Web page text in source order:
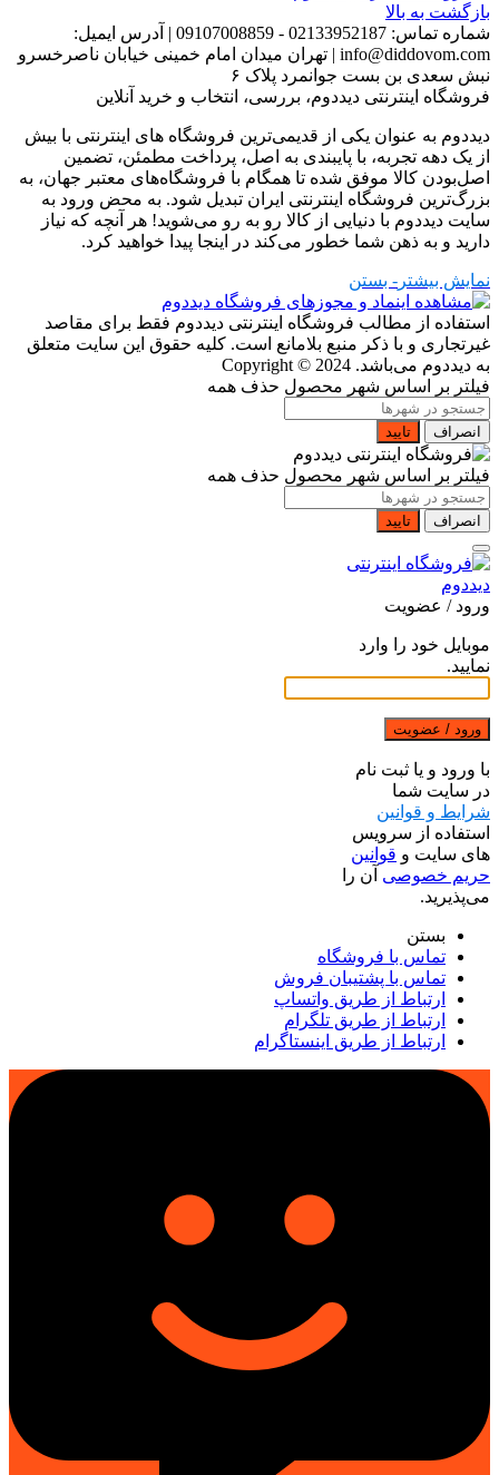
بازگشت به بالا
شماره تماس: 02133952187 - 09107008859
| آدرس ایمیل:
info@diddovom.com
| تهران میدان امام خمینی خیابان ناصرخسرو
نبش سعدی بن بست جوانمرد پلاک ۶
فروشگاه اینترنتی دیددوم، بررسی، انتخاب و خرید آنلاین
دیددوم به عنوان یکی از قدیمی‌ترین فروشگاه های اینترنتی با بیش
از یک دهه تجربه، با پایبندی به اصل، پرداخت مطمئن، تضمین
اصل‌بودن کالا موفق شده تا همگام با فروشگاه‌های معتبر جهان، به
بزرگ‌ترین فروشگاه اینترنتی ایران تبدیل شود. به محض ورود به
سایت دیددوم با دنیایی از کالا رو به رو می‌شوید! هر آنچه که نیاز
دارید و به ذهن شما خطور می‌کند در اینجا پیدا خواهید کرد.
نمایش بیشتر - بستن
استفاده از مطالب فروشگاه اینترنتی دیددوم فقط برای مقاصد
غیرتجاری و با ذکر منبع بلامانع است. کلیه حقوق این سایت متعلق
به دیددوم می‌باشد. Copyright © 2024
فیلتر بر اساس شهر محصول حذف همه
انصراف تایید
فیلتر بر اساس شهر محصول حذف همه
انصراف تایید
ورود / عضویت
موبایل خود را وارد
نمایید.
ورود / عضویت
با ورود و یا ثبت نام
در سایت شما
شرایط و قوانین
استفاده از سرویس
های سایت و قوانین
حریم خصوصی آن را
می‌پذیرید.
بستن
تماس با فروشگاه
تماس با پشتیبان فروش
ارتباط از طریق واتساپ
ارتباط از طریق تلگرام
ارتباط از طریق اینستاگرام